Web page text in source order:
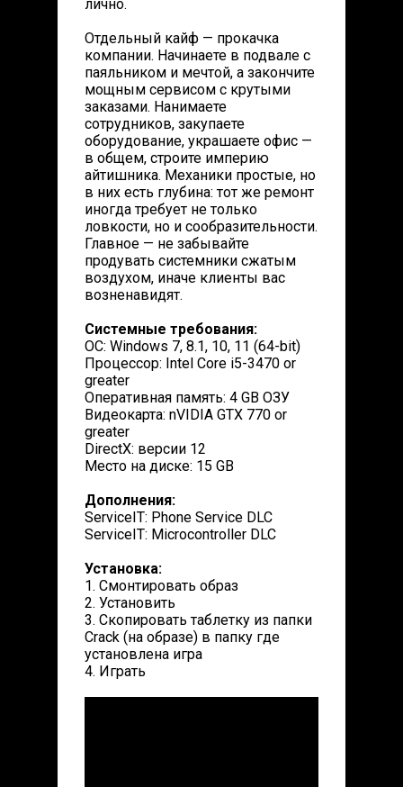
лично.
Отдельный кайф — прокачка
компании. Начинаете в подвале с
паяльником и мечтой, а закончите
мощным сервисом с крутыми
заказами. Нанимаете
сотрудников, закупаете
оборудование, украшаете офис —
в общем, строите империю
айтишника. Механики простые, но
в них есть глубина: тот же ремонт
иногда требует не только
ловкости, но и сообразительности.
Главное — не забывайте
продувать системники сжатым
воздухом, иначе клиенты вас
возненавидят.
Системные требования:
ОС: Windows 7, 8.1, 10, 11 (64-bit)
Процессор: Intel Core i5-3470 or
greater
Оперативная память: 4 GB ОЗУ
Видеокарта: nVIDIA GTX 770 or
greater
DirectX: версии 12
Место на диске: 15 GB
Дополнения:
ServiceIT: Phone Service DLC
ServiceIT: Microcontroller DLC
Установка:
1. Смонтировать образ
2. Установить
3. Скопировать таблетку из папки
Crack (на образе) в папку где
установлена игра
4. Играть